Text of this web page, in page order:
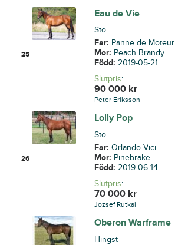
25
Eau de Vie
Sto
Far: Panne de Moteur
Mor: Peach Brandy
Född:2019-05-21
Slutpris:
90 000 kr
Peter Eriksson
26
Lolly Pop
Sto
Far:Orlando Vici
Mor: Pinebrake
Född:2019-06-14
Slutpris:
70 000 kr
Jozsef Rutkai
Oberon Warframe
Hingst